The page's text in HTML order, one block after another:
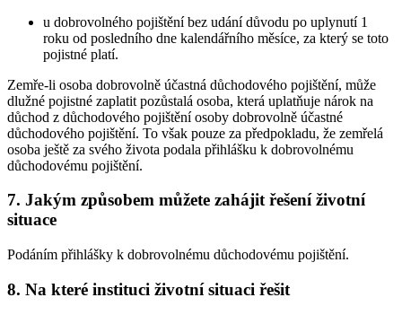
u dobrovolného pojištění bez udání důvodu po uplynutí 1
roku od posledního dne kalendářního měsíce, za který se toto
pojistné platí.
Zemře-li osoba dobrovolně účastná důchodového pojištění, může
dlužné pojistné zaplatit pozůstalá osoba, která uplatňuje nárok na
důchod z důchodového pojištění osoby dobrovolně účastné
důchodového pojištění. To však pouze za předpokladu, že zemřelá
osoba ještě za svého života podala přihlášku k dobrovolnému
důchodovému pojištění.
7. Jakým způsobem můžete zahájit řešení životní
situace
Podáním přihlášky k dobrovolnému důchodovému pojištění.
8. Na které instituci životní situaci řešit